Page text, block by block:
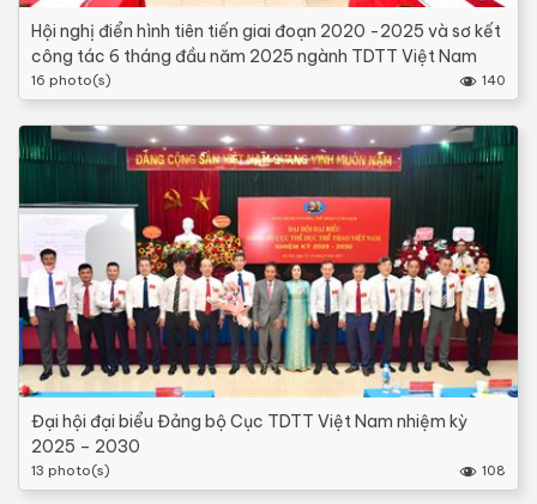
Hội nghị điển hình tiên tiến giai đoạn 2020 -2025 và sơ kết
công tác 6 tháng đầu năm 2025 ngành TDTT Việt Nam
16 photo(s) 140
Đại hội đại biểu Đảng bộ Cục TDTT Việt Nam nhiệm kỳ
2025 – 2030
13 photo(s) 108